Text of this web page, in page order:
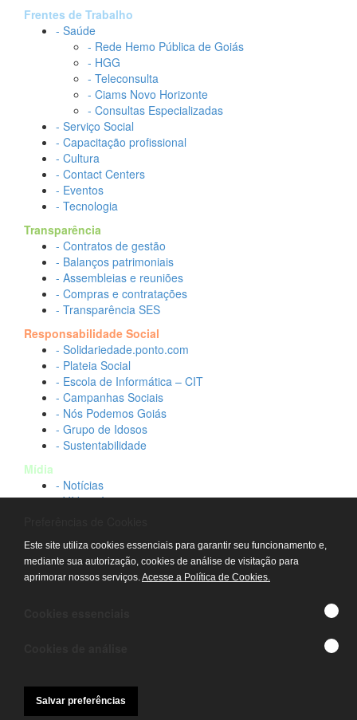
Frentes de Trabalho
- Saúde
- Rede Hemo Pública de Goiás
- HGG
- Teleconsulta
- Ciams Novo Horizonte
- Consultas Especializadas
- Serviço Social
- Capacitação profissional
- Cultura
- Contact Centers
- Eventos
- Tecnologia
Transparência
- Contratos de gestão
- Balanços patrimoniais
- Assembleias e reuniões
- Compras e contratações
- Transparência SES
Responsabilidade Social
- Solidariedade.ponto.com
- Plateia Social
- Escola de Informática – CIT
- Campanhas Sociais
- Nós Podemos Goiás
- Grupo de Idosos
- Sustentabilidade
Mídia
- Notícias
- Vídeos Institucionais
Contato
- Fale conosco
- Trabalhe conosco
Este site utiliza cookies essenciais para garantir seu funcionamento e,
mediante sua autorização, cookies de análise de visitação para
aprimorar nossos serviços.Acesse a Política de Cookies.
Salvar preferências